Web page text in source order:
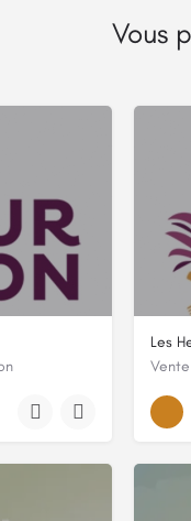
Vous
Orientales
Les